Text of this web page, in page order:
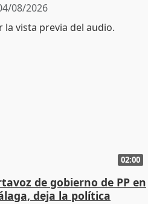
08/2026
02:00
de gobierno de PP en
deja la política